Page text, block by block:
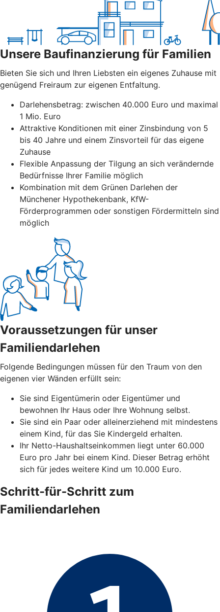
Unsere Baufinanzierung für Familien
Bieten Sie sich und Ihren Liebsten ein eigenes Zuhause mit
genügend Freiraum zur eigenen Entfaltung.
Darlehensbetrag: zwischen 40.000 Euro und maximal
1 Mio. Euro
Attraktive Konditionen mit einer Zinsbindung von 5
bis 40 Jahre und einem Zinsvorteil für das eigene
Zuhause
Flexible Anpassung der Tilgung an sich verändernde
Bedürfnisse Ihrer Familie möglich
Kombination mit dem Grünen Darlehen der
Münchener Hypothekenbank, KfW-
Förderprogrammen oder sonstigen Fördermitteln sind
möglich
Voraussetzungen für unser
Familiendarlehen
Folgende Bedingungen müssen für den Traum von den
eigenen vier Wänden erfüllt sein:
Sie sind Eigentümerin oder Eigentümer und
bewohnen Ihr Haus oder Ihre Wohnung selbst.
Sie sind ein Paar oder alleinerziehend mit mindestens
einem Kind, für das Sie Kindergeld erhalten.
Ihr Netto-Haushaltseinkommen liegt unter 60.000
Euro pro Jahr bei einem Kind. Dieser Betrag erhöht
sich für jedes weitere Kind um 10.000 Euro.
Schritt-für-Schritt zum
Familiendarlehen